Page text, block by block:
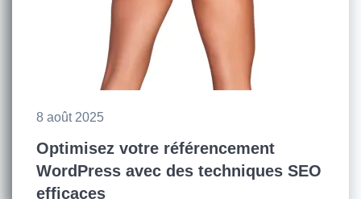
8 août 2025
Optimisez votre référencement
WordPress avec des techniques SEO
efficaces